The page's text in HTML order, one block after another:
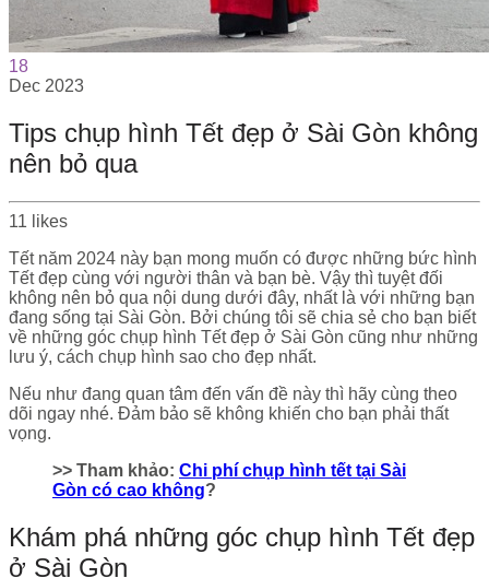
18
Dec 2023
Tips chụp hình Tết đẹp ở Sài Gòn không
nên bỏ qua
11 likes
Tết năm 2024 này bạn mong muốn có được những bức hình
Tết đẹp cùng với người thân và bạn bè. Vậy thì tuyệt đối
không nên bỏ qua nội dung dưới đây, nhất là với những bạn
đang sống tại Sài Gòn. Bởi chúng tôi sẽ chia sẻ cho bạn biết
về những góc chụp hình Tết đẹp ở Sài Gòn cũng như những
lưu ý, cách chụp hình sao cho đẹp nhất.
Nếu như đang quan tâm đến vấn đề này thì hãy cùng theo
dõi ngay nhé. Đảm bảo sẽ không khiến cho bạn phải thất
vọng.
>> Tham khảo: Chi phí chụp hình tết tại Sài
Gòn có cao không?
Khám phá những góc chụp hình Tết đẹp
ở Sài Gòn